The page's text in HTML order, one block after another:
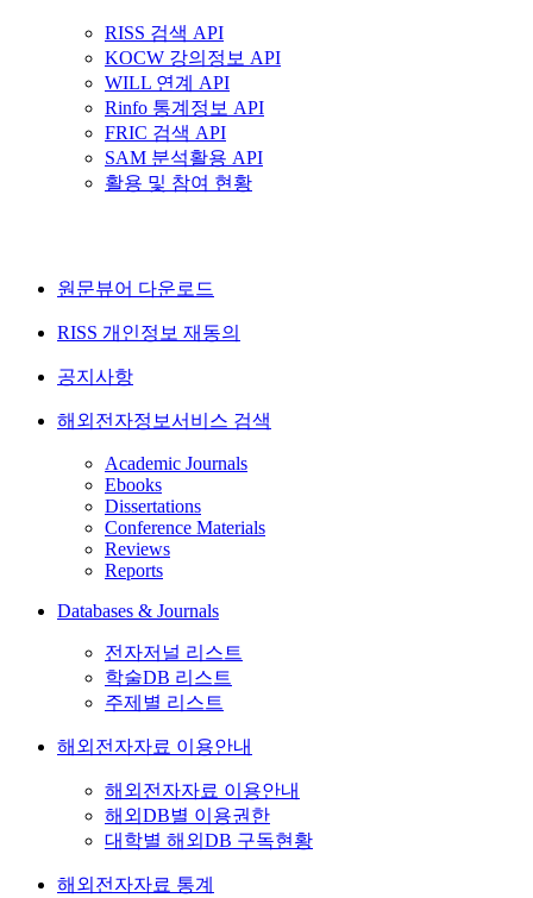
RISS 검색 API
KOCW 강의정보 API
WILL 연계 API
Rinfo 통계정보 API
FRIC 검색 API
SAM 분석활용 API
활용 및 참여 현황
원문뷰어 다운로드
RISS 개인정보 재동의
공지사항
해외전자정보서비스 검색
Academic Journals
Ebooks
Dissertations
Conference Materials
Reviews
Reports
Databases & Journals
전자저널 리스트
학술DB 리스트
주제별 리스트
해외전자자료 이용안내
해외전자자료 이용안내
해외DB별 이용권한
대학별 해외DB 구독현황
해외전자자료 통계